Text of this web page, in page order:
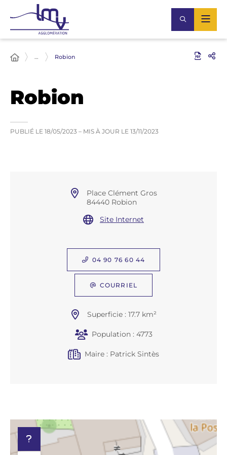
… Robion
Robion
PUBLIÉ LE 18/05/2023 – MIS À JOUR LE 13/11/2023
Place Clément Gros
84440 Robion
Site Internet
04 90 76 60 44
COURRIEL
Superficie : 17.7 km²
Population : 4773
Maire : Patrick Sintès